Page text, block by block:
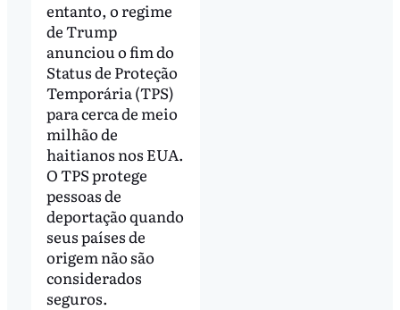
entanto, o regime
de Trump
anunciou o fim do
Status de Proteção
Temporária (TPS)
para cerca de meio
milhão de
haitianos nos EUA.
O TPS protege
pessoas de
deportação quando
seus países de
origem não são
considerados
seguros.